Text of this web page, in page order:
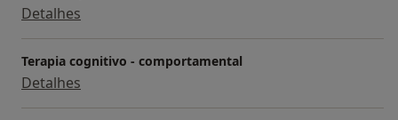
Pós-graduação em Neuropsicologia de Intervenção
Detalhes
Terapia cognitivo - comportamental
Detalhes